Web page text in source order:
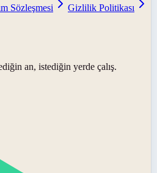
Sözleşmesi
Gizlilik Politikası
an, istediğin yerde çalış.